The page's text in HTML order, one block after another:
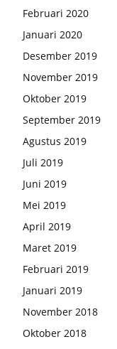
Februari 2020
Januari 2020
Desember 2019
November 2019
Oktober 2019
September 2019
Agustus 2019
Juli 2019
Juni 2019
Mei 2019
April 2019
Maret 2019
Februari 2019
Januari 2019
November 2018
Oktober 2018